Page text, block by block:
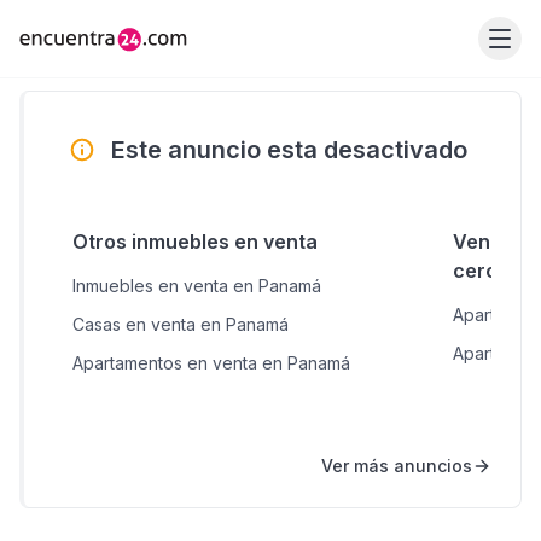
Este anuncio esta desactivado
Otros inmuebles en venta
Inmuebles en venta en Panamá
Casas en venta en Panamá
Apartamentos en venta en Panamá
Venta
Ver más anuncios